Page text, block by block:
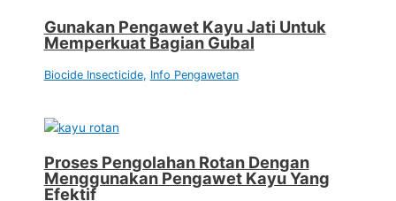
Gunakan Pengawet Kayu Jati Untuk
Memperkuat Bagian Gubal
Biocide Insecticide, Info Pengawetan
Proses Pengolahan Rotan Dengan
Menggunakan Pengawet Kayu Yang
Efektif